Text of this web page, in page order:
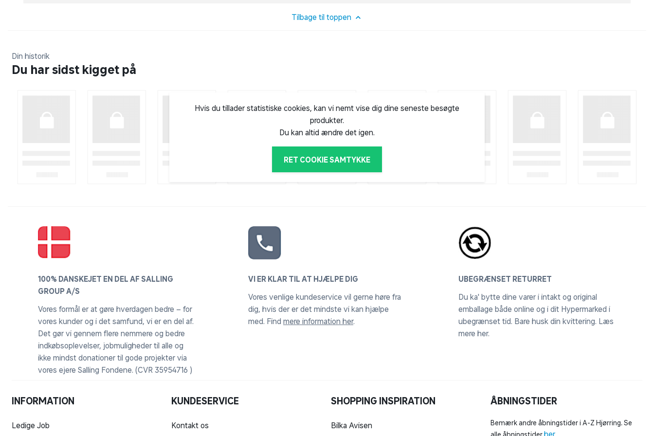
Tilbage til toppen
Din historik
Du har sidst kigget på
Hvis du tillader statistiske cookies, kan vi nemt vise dig dine seneste besøgte
produkter.
Du kan altid ændre det igen.
RET COOKIE SAMTYKKE
100% DANSKEJET EN DEL AF SALLING
GROUP A/S
Vores formål er at gøre hverdagen bedre – for
vores kunder og i det samfund, vi er en del af.
Det gør vi gennem flere nemmere og bedre
indkøbsoplevelser, jobmuligheder til alle og
ikke mindst donationer til gode projekter via
vores ejere Salling Fondene. (CVR 35954716 )
VI ER KLAR TIL AT HJÆLPE DIG
Vores venlige kundeservice vil gerne høre fra
dig, hvis der er det mindste vi kan hjælpe
med. Find mere information her.
UBEGRÆNSET RETURRET
Du ka' bytte dine varer i intakt og original
emballage både online og i dit Hypermarked i
ubegrænset tid. Bare husk din kvittering. Læs
mere her.
INFORMATION
Ledige Job
KUNDESERVICE
Kontakt os
SHOPPING INSPIRATION
Bilka Avisen
ÅBNINGSTIDER
Bemærk andre åbningstider i A-Z Hjørring. Se
her